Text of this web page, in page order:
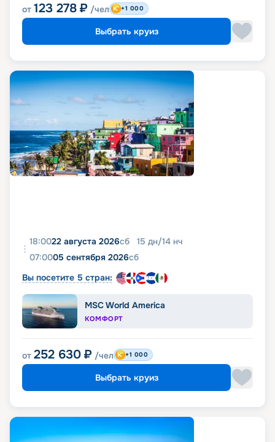
от 123 278 ₽ /чел +1 000
Выбрать круиз
18:0022 августа 2026сб 15 дн/14 нч
07:0005 сентября 2026сб
Вы посетите 5 стран:
MSC World America
КОМФОРТ
от 252 630 ₽ /чел +1 000
Выбрать круиз